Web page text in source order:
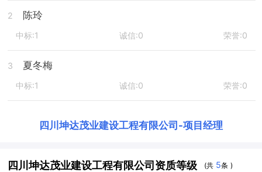
2 陈玲
中标:1 诚信:0 荣誉:0
3 夏冬梅
中标:1 诚信:0 荣誉:0
四川坤达茂业建设工程有限公司 -项目经理
四川坤达茂业建设工程有限公司资质等级 (共 5条 )